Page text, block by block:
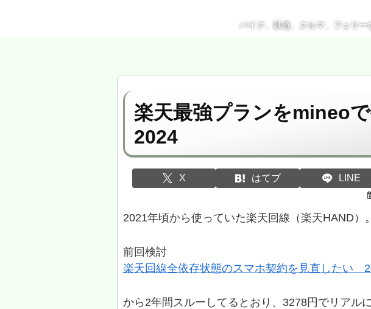
バイク、鉄道、クルマ、フェリー
楽天最強プランをmineo
2024
X はてブ LINE
2021年頃から使っていた楽天回線（楽天HAND）。
前回検討
楽天回線全依存状態のスマホ契約を見直したい
から2年間スルーしてるとおり、3278円でリアル